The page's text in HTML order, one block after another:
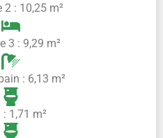
2 : 10,25 m²
3 : 9,29 m²
: 6,13 m²
: 1,71 m²